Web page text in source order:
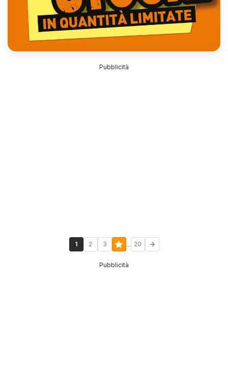
Pubblicità
1 2 3 ... 20
Pubblicità